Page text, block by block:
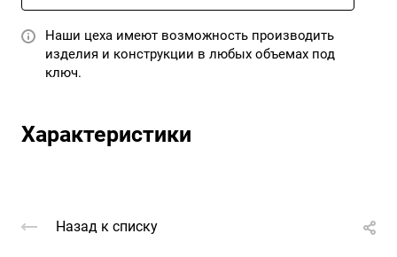
Наши цеха имеют возможность производить
изделия и конструкции в любых объемах под
ключ.
Характеристики
Назад к списку